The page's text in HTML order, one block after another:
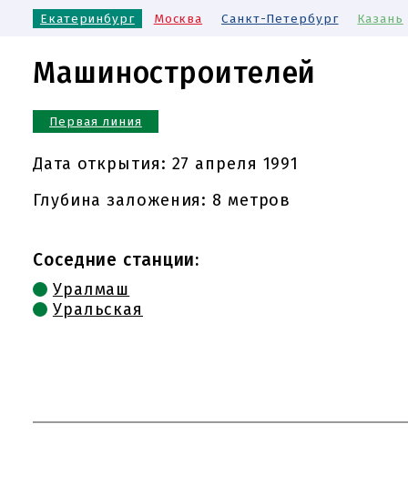
Екатеринбург Москва Санкт-Петербург Казань
Машиностроителей
Первая линия
Дата открытия: 27 апреля 1991
Глубина заложения: 8 метров
Соседние станции:
Уралмаш
Уральская